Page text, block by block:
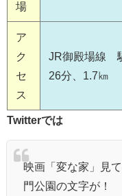
場
ア
ク
セ
ス
JR御殿場線
26分、1.7㎞
Twitterでは
映画「変な家」見
門公園の文字が！